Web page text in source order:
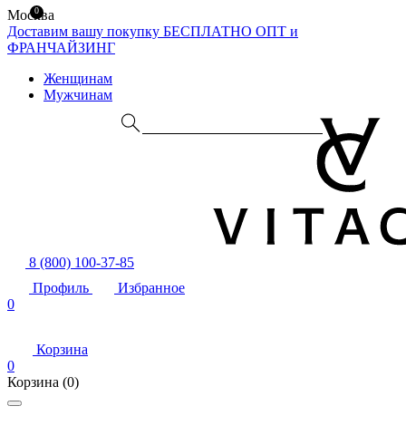
Москва
Доставим вашу покупку БЕСПЛАТНО ОПТ и
ФРАНЧАЙЗИНГ
Женщинам
Мужчинам
8 (800) 100-37-85
Профиль
Избранное
0
Корзина
0
Корзина (0)
0